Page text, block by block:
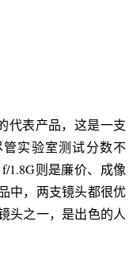
代表产品，这是一支
实验室测试分数不
1.8G则是廉价、成像
中，两支镜头都很优
头之一，是出色的人